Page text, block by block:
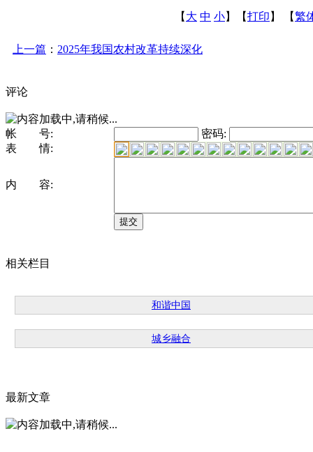
【 大 中 小】【打印 】 【繁
上一篇 ： 2025年我国农村改革持续深化
评论
帐 号:
密码:
表 情:
内 容:
相关栏目
和谐中国
城乡融合
最新文章